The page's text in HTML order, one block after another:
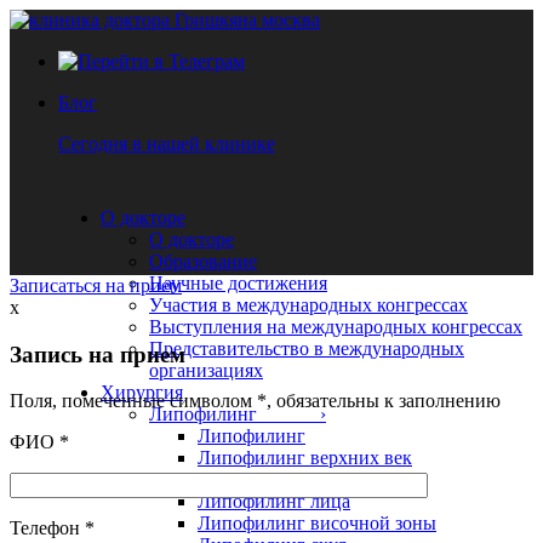
Блог
Сегодня в нашей клинике
О докторе
О докторе
Образование
Научные достижения
Участия в международных конгрессах
Выступления на международных конгрессах
Представительство в международных
организациях
Хирургия
Липофилинг ›
Липофилинг
Липофилинг верхних век
Липофилинг нижних век
Липофилинг лица
Липофилинг височной зоны
Записаться на прием
x
Запись на прием
Поля, помеченные символом *, обязательны к заполнению
ФИО *
Телефон *